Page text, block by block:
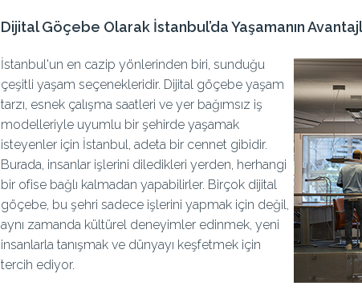
Dijital Göçebe Olarak İstanbul’da Yaşamanın
İstanbul'un en cazip yönlerinden biri, sunduğu
çeşitli yaşam seçenekleridir. Dijital göçebe yaşam
tarzı, esnek çalışma saatleri ve yer bağımsız iş
modelleriyle uyumlu bir şehirde yaşamak
isteyenler için İstanbul, adeta bir cennet gibidir.
Burada, insanlar işlerini diledikleri yerden, herhangi
bir ofise bağlı kalmadan yapabilirler. Birçok dijital
göçebe, bu şehri sadece işlerini yapmak için değil,
aynı zamanda kültürel deneyimler edinmek, yeni
insanlarla tanışmak ve dünyayı keşfetmek için
tercih ediyor.